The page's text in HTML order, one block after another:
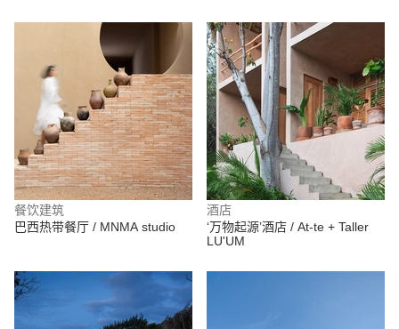
餐饮建筑
巴西热带餐厅 / MNMA studio
酒店
‘万物起源’酒店 / At-te + Taller
LU'UM